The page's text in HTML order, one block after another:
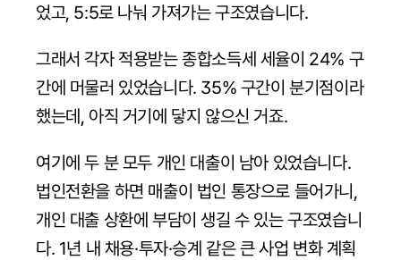
었고, 5:5로 나눠 가져가는 구조였습니다.
그래서 각자 적용받는 종합소득세 세율이 24% 구
간에 머물러 있었습니다. 35% 구간이 분기점이라
했는데, 아직 거기에 닿지 않으신 거죠.
여기에 두 분 모두 개인 대출이 남아 있었습니다.
법인전환을 하면 매출이 법인 통장으로 들어가니,
개인 대출 상환에 부담이 생길 수 있는 구조였습니
다. 1년 내 채용·투자·승계 같은 큰 사업 변화 계획